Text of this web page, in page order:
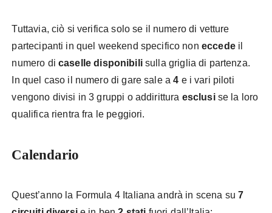
Tuttavia, ciò si verifica solo se il numero di vetture
partecipanti in quel weekend specifico non eccede il
numero di caselle disponibilisulla griglia di partenza.
In quel caso il numero di gare sale a4 e i vari piloti
vengono divisi in 3 gruppi o addirittura esclusi se la loro
qualifica rientra fra le peggiori.
Calendario
Quest’anno la Formula 4 Italiana andrà in scena su7